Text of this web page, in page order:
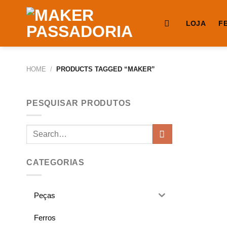
LOJA
HOME / PRODUCTS TAGGED “MAKER”
PESQUISAR PRODUTOS
CATEGORIAS
Peças
Ferros